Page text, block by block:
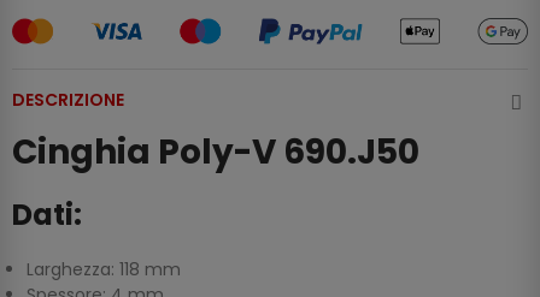
DESCRIZIONE
Cinghia Poly-V 690.J50
Dati:
Larghezza: 118 mm